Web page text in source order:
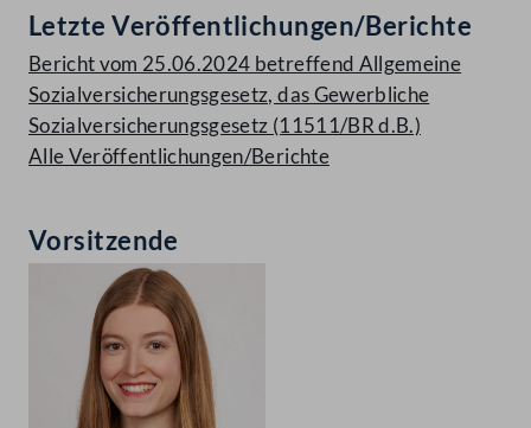
Letzte Veröffentlichungen/Berichte
Bericht vom 25.06.2024 betreffend Allgemeine
Sozialversicherungsgesetz, das Gewerbliche
Sozialversicherungsgesetz (11511/BR d.B.)
Alle Veröffentlichungen/Berichte
Vorsitzende